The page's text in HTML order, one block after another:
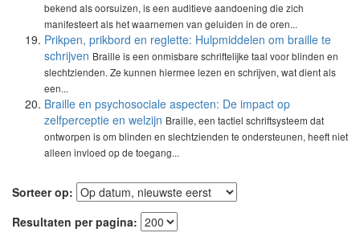
bekend als oorsuizen, is een auditieve aandoening die zich
manifesteert als het waarnemen van geluiden in de oren...
Prikpen, prikbord en reglette: Hulpmiddelen om braille te
schrijven Braille is een onmisbare schriftelijke taal voor blinden en
slechtzienden. Ze kunnen hiermee lezen en schrijven, wat dient als
een...
Braille en psychosociale aspecten: De impact op
zelfperceptie en welzijn Braille, een tactiel schriftsysteem dat
ontworpen is om blinden en slechtzienden te ondersteunen, heeft niet
alleen invloed op de toegang...
Sorteer op:
Resultaten per pagina: